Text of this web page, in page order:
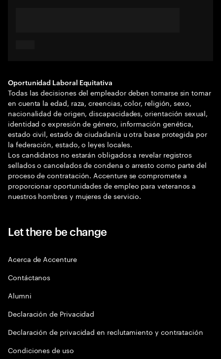
Oportunidad Laboral Equitativa
Todas las decisiones del empleador deben tomarse sin tomar
en cuenta la edad, raza, creencias, color, religión, sexo,
nacionalidad de origen, discapacidades, orientación sexual,
identidad o expresión de género, información genética,
estado civil, estado de ciudadanía u otra base protegida por
la federación, estado, o leyes locales.
Los candidatos no estarán obligados a revelar registros
sellados o cancelados de condena o arresto como parte del
proceso de contratación. Accenture se compromete a
proporcionar oportunidades de empleo para veteranos a
nuestros hombres y mujeres de servicio.
Let there be change
Acerca de Accenture
Contáctanos
Alumni
Declaración de Privacidad
Declaración de privacidad en reclutamiento y contratación
Condiciones de uso